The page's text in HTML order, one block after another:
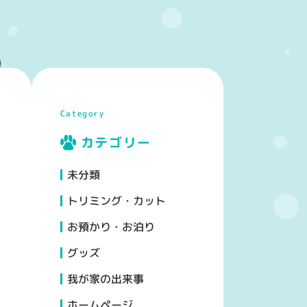
Category
カテゴリー
未分類
トリミング・カット
お預かり・お泊り
グッズ
我が家の出来事